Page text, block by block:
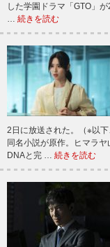
した学園ドラマ「GTO」
続きを読む
2日に放送された。（※以
同名小説が原作。ヒマラ
DNAと完 … 続きを読む